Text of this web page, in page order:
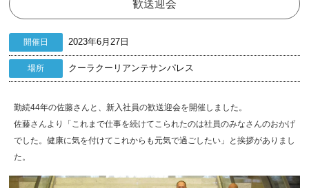
歓送迎会
開催日 2023年6月27日
場所 クーラクーリアンテサンパレス
勤続44年の佐藤さんと、新入社員の歓送迎会を開催しました。
佐藤さんより「これまで仕事を続けてこられたのは社員のみなさんのおかげ
でした。健康に気を付けてこれからも元気で過ごしたい」と挨拶がありまし
た。